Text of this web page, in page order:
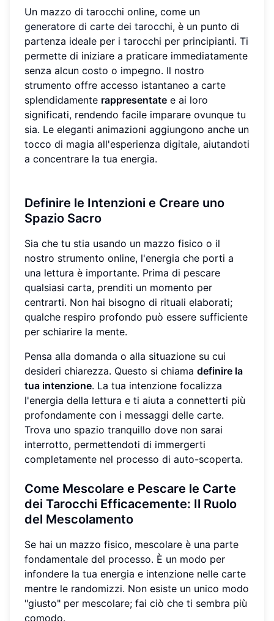
Un mazzo di tarocchi online, come un
generatore di carte dei tarocchi, è un punto di
partenza ideale per i tarocchi per principianti. Ti
permette di iniziare a praticare immediatamente
senza alcun costo o impegno. Il nostro
strumento offre accesso istantaneo a carte
splendidamente rappresentate e ai loro
significati, rendendo facile imparare ovunque tu
sia. Le eleganti animazioni aggiungono anche un
tocco di magia all'esperienza digitale, aiutandoti
a concentrare la tua energia.
Definire le Intenzioni e Creare uno
Spazio Sacro
Sia che tu stia usando un mazzo fisico o il
nostro strumento online, l'energia che porti a
una lettura è importante. Prima di pescare
qualsiasi carta, prenditi un momento per
centrarti. Non hai bisogno di rituali elaborati;
qualche respiro profondo può essere sufficiente
per schiarire la mente.
Pensa alla domanda o alla situazione su cui
desideri chiarezza. Questo si chiama definire la
tua intenzione. La tua intenzione focalizza
l'energia della lettura e ti aiuta a connetterti più
profondamente con i messaggi delle carte.
Trova uno spazio tranquillo dove non sarai
interrotto, permettendoti di immergerti
completamente nel processo di auto-scoperta.
Come Mescolare e Pescare le Carte
dei Tarocchi Efficacemente: Il Ruolo
del Mescolamento
Se hai un mazzo fisico, mescolare è una parte
fondamentale del processo. È un modo per
infondere la tua energia e intenzione nelle carte
mentre le randomizzi. Non esiste un unico modo
"giusto" per mescolare; fai ciò che ti sembra più
comodo.